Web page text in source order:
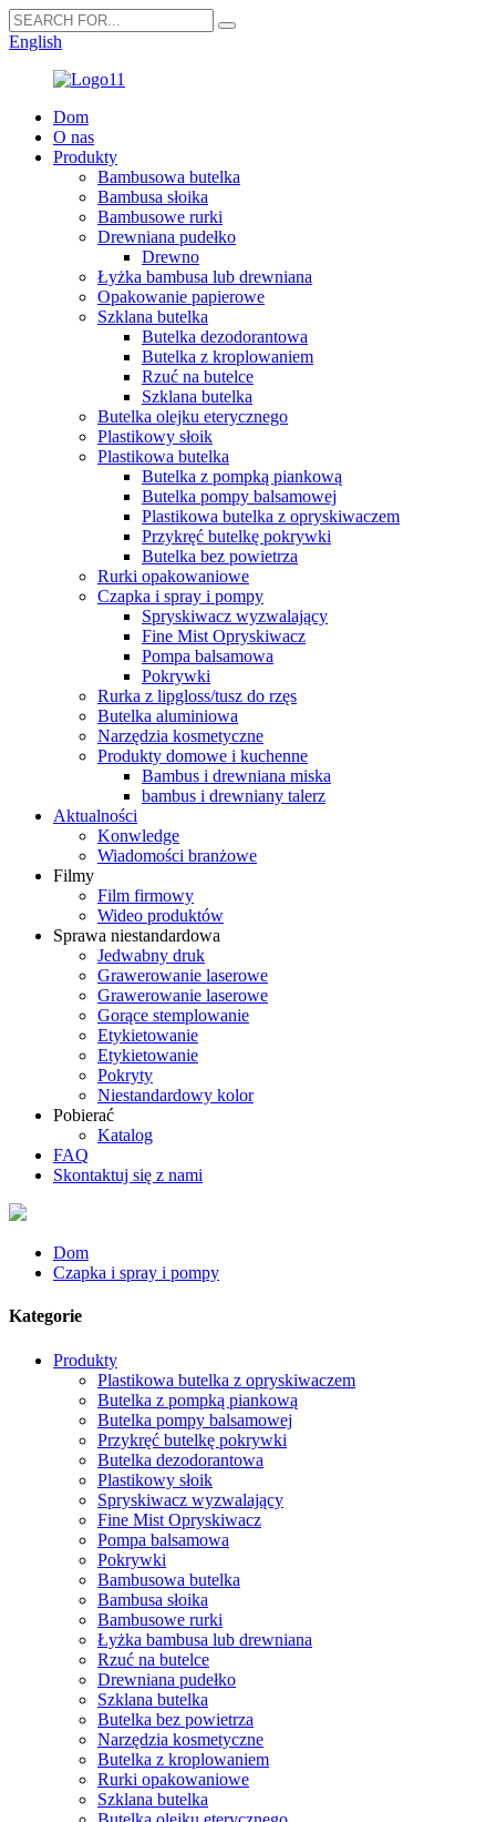
English
Dom
O nas
Produkty
Bambusowa butelka
Bambusa słoika
Bambusowe rurki
Drewniana pudełko
Drewno
Łyżka bambusa lub drewniana
Opakowanie papierowe
Szklana butelka
Butelka dezodorantowa
Butelka z kroplowaniem
Rzuć na butelce
Szklana butelka
Butelka olejku eterycznego
Plastikowy słoik
Plastikowa butelka
Butelka z pompką piankową
Butelka pompy balsamowej
Plastikowa butelka z opryskiwaczem
Przykręć butelkę pokrywki
Butelka bez powietrza
Rurki opakowaniowe
Czapka i spray i pompy
Spryskiwacz wyzwalający
Fine Mist Opryskiwacz
Pompa balsamowa
Pokrywki
Rurka z lipgloss/tusz do rzęs
Butelka aluminiowa
Narzędzia kosmetyczne
Produkty domowe i kuchenne
Bambus i drewniana miska
bambus i drewniany talerz
Aktualności
Konwledge
Wiadomości branżowe
Filmy
Film firmowy
Wideo produktów
Sprawa niestandardowa
Jedwabny druk
Grawerowanie laserowe
Grawerowanie laserowe
Gorące stemplowanie
Etykietowanie
Etykietowanie
Pokryty
Niestandardowy kolor
Pobierać
Katalog
FAQ
Skontaktuj się z nami
Dom
Czapka i spray i pompy
Kategorie
Produkty
Plastikowa butelka z opryskiwaczem
Butelka z pompką piankową
Butelka pompy balsamowej
Przykręć butelkę pokrywki
Butelka dezodorantowa
Plastikowy słoik
Spryskiwacz wyzwalający
Fine Mist Opryskiwacz
Pompa balsamowa
Pokrywki
Bambusowa butelka
Bambusa słoika
Bambusowe rurki
Łyżka bambusa lub drewniana
Rzuć na butelce
Drewniana pudełko
Szklana butelka
Butelka bez powietrza
Narzędzia kosmetyczne
Butelka z kroplowaniem
Rurki opakowaniowe
Szklana butelka